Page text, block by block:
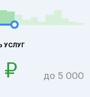
УСЛУГ
до 5 000